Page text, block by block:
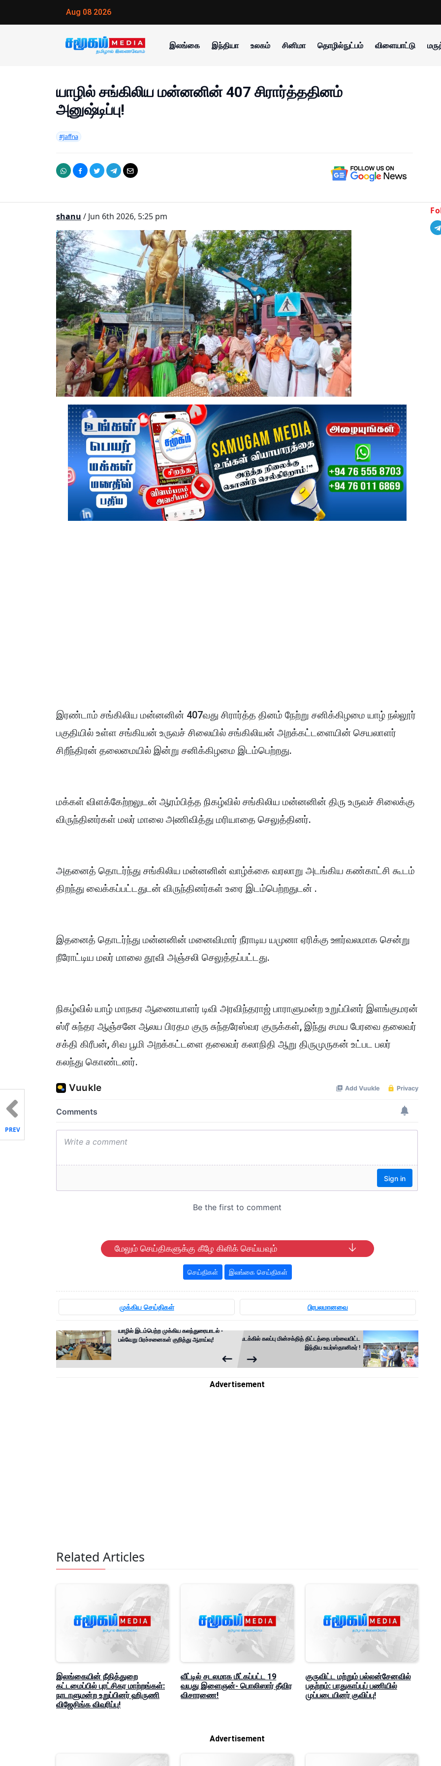
Aug 08 2026
இலங்கை இந்தியா உலகம் சினிமா தொழில்நுட்பம் விளையாட்டு
யாழில் சங்கிலிய மன்னனின் 407 சிரார்த்ததினம்
அனுஷ்டிப்பு!
#Jaffna
shanu / Jun 6th 2026, 5:25 pm
இரண்டாம் சங்கிலிய மன்னனின் 407வது சிரார்த்த தினம் நேற்று சனிக்கிழமை யாழ் நல்லூர்
பகுதியில் உள்ள சங்கியன் உருவச் சிலையில் சங்கிலியன் அறக்கட்டளையின் செயலாளர்
சிறீந்திரன் தலைமையில் இன்று சனிக்கிழமை இடம்பெற்றது.
மக்கள் விளக்கேற்றலுடன் ஆரம்பித்த நிகழ்வில் சங்கிலிய மன்னனின் திரு உருவச் சிலைக்கு
விருந்தினர்கள் மலர் மாலை அணிவித்து மரியாதை செலுத்தினர்.
அதனைத் தொடர்ந்து சங்கிலிய மன்னனின் வாழ்க்கை வரலாறு அடங்கிய கண்காட்சி கூடம்
திறந்து வைக்கப்பட்டதுடன் விருந்தினர்கள் உரை இடம்பெற்றதுடன் .
இதனைத் தொடர்ந்து மன்னனின் மனைவிமார் நீராடிய யமுனா ஏரிக்கு ஊர்வலமாக சென்று
நீரோட்டிய மலர் மாலை தூவி அஞ்சலி செலுத்தப்பட்டது.
நிகழ்வில் யாழ் மாநகர ஆணையாளர் டிவி அரவிந்தராஜ் பாராளுமன்ற உறுப்பினர் இளங்குமரன்
ஸ்ரீ சுந்தர ஆஞ்சனே ஆலய பிரதம குரு சுந்தரேஸ்வர குருக்கள், இந்து சமய பேரவை தலைவர்
சக்தி கிரீபன், சிவ பூமி அறக்கட்டளை தலைவர் கலாநிதி ஆறு திருமுருகன் உட்பட பலர்
கலந்து கொண்டனர்.
மேலும் செய்திகளுக்கு கீழே கிளிக் செய்யவும்
செய்திகள் இலங்கை செய்திகள்
முக்கிய செய்திகள் பிரபலமானவை
யாழில் இடம்பெற்ற முக்கிய கலந்துரையாடல் -
பல்வேறு பிரச்சனைகள் குறித்து ஆராய்வு!
வடக்கில் கலப்பு மின்சக்தித் திட்டத்தை பார்வையிட்ட
இந்திய உயர்ஸ்தானிகர் !
PREV
Advertisement
Related Articles
இலங்கையின் நீதித்துறை
கட்டமைப்பில் புரட்சிகர மாற்றங்கள்:
நாடாளுமன்ற உறுப்பினர் ஹிருணி
விஜேசிங்க விவரிப்பு!
வீட்டில் சடலமாக மீட்கப்பட்ட 19
வயது இளைஞன்- பொலிஸார் தீவிர
விசாரணை!
குருவிட்ட மற்றும் பல்லன்சேனவில்
பதற்றம்: பாதுகாப்புப் பணியில்
முப்படையினர் குவிப்பு!
Advertisement